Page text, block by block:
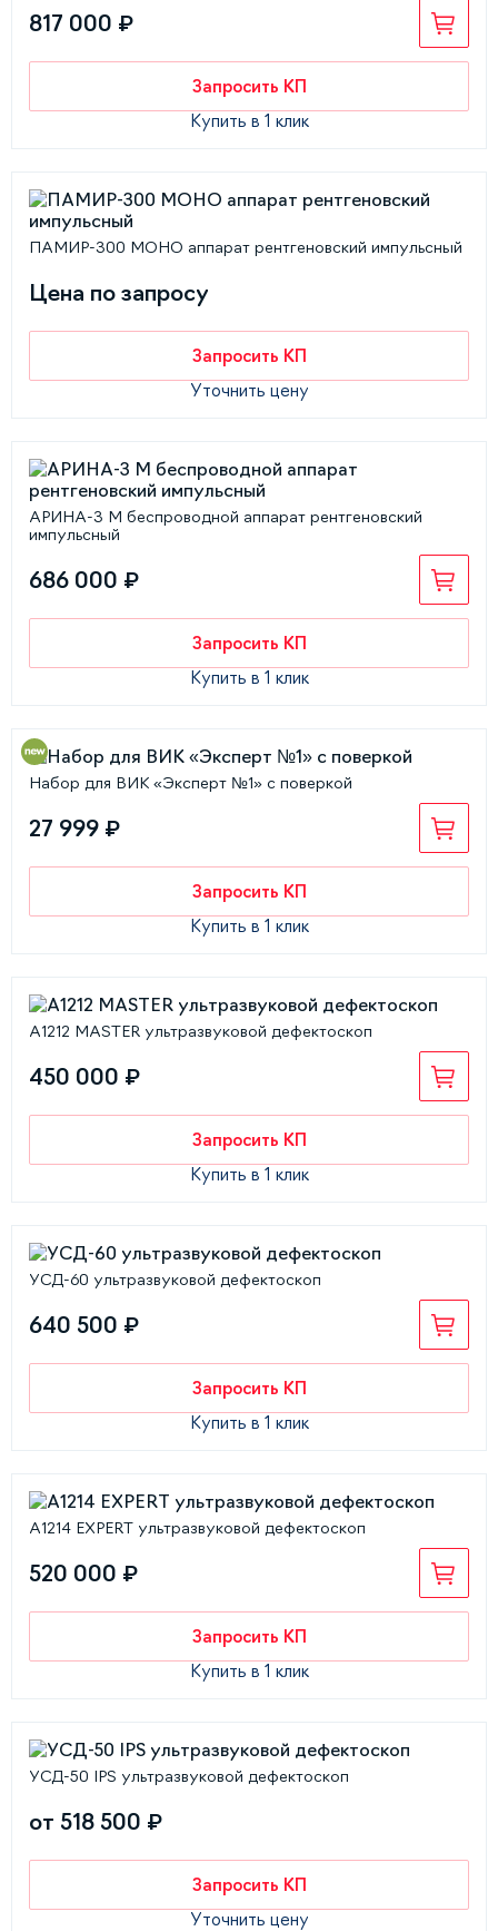
817 000 ₽
Запросить КП
Купить в 1 клик
ПАМИР-300 МОНО аппарат рентгеновский импульсный
Цена по запросу
Запросить КП
Уточнить цену
АРИНА-3 М беспроводной аппарат рентгеновский
импульсный
686 000 ₽
Запросить КП
Купить в 1 клик
Набор для ВИК «Эксперт №1» с поверкой
27 999 ₽
Запросить КП
Купить в 1 клик
А1212 MASTER ультразвуковой дефектоскоп
450 000 ₽
Запросить КП
Купить в 1 клик
УСД-60 ультразвуковой дефектоскоп
640 500 ₽
Запросить КП
Купить в 1 клик
А1214 EXPERT ультразвуковой дефектоскоп
520 000 ₽
Запросить КП
Купить в 1 клик
УСД-50 IPS ультразвуковой дефектоскоп
от 518 500 ₽
Запросить КП
Уточнить цену